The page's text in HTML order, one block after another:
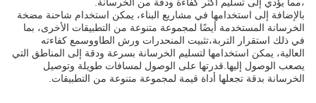
بالإضافة إلى استخدامها في مشاريع البناء، يمكن استخدام شاحنة مضخة
الخرسانة المستخدمة أيضًا لمجموعة متنوعة من التطبيقات الأخرى، بما
في ذلك استقرار التربة،تثبيت المنحدرات ورش الطاووسمع كفاءته
العالية، يمكن استخدامها لتسليم الخرسانة بسرعة ودقة إلى المناطق التي
يصعب الوصول إليها.قدرتها على الوصول لمسافات طويلة وتوصيل
الخرسانة بدقة تجعلها أداة قيمة لمجموعة متنوعة من التطبيقات.